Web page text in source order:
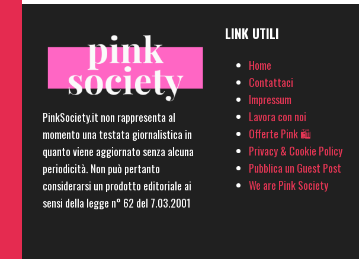
PinkSociety.it non rappresenta al
momento una testata giornalistica in
quanto viene aggiornato senza alcuna
periodicità. Non può pertanto
considerarsi un prodotto editoriale ai
sensi della legge n° 62 del 7.03.2001
LINK UTILI
Home
Contattaci
Impressum
Lavora con noi
Offerte Pink 🛍
Privacy & Cookie Policy
Pubblica un Guest Post
We are Pink Society